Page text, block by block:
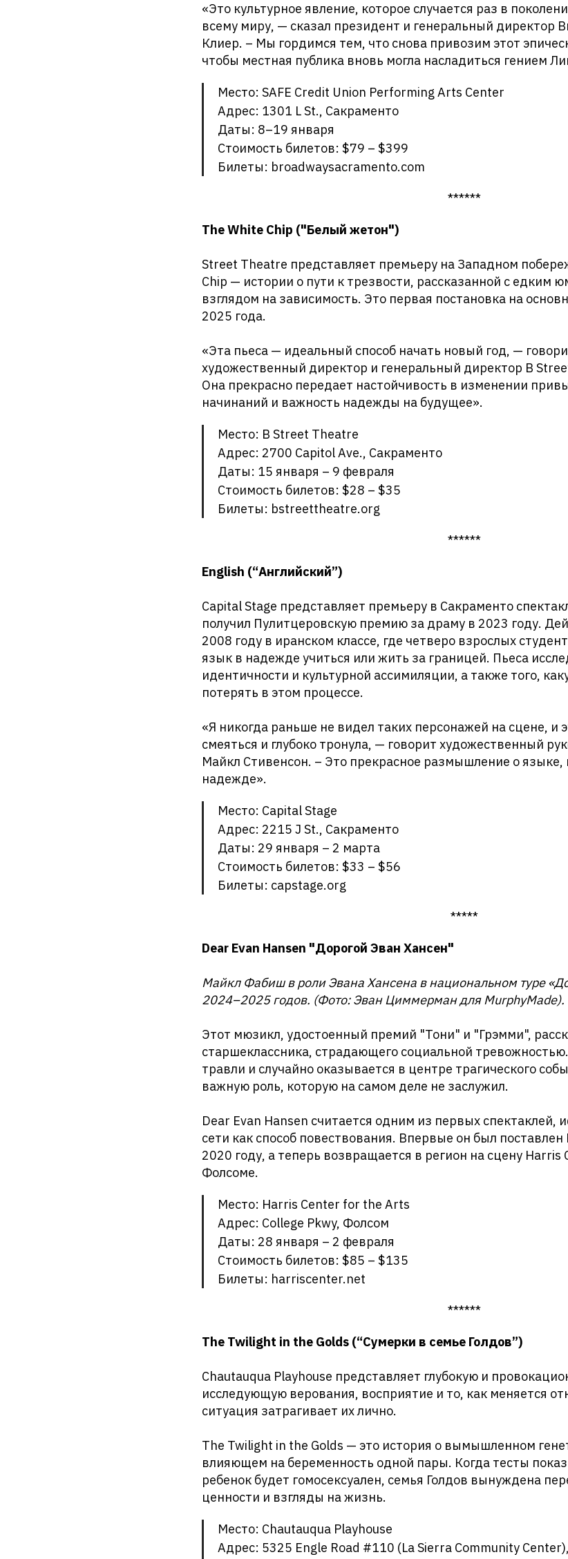
«Это культурное явление, которое случается раз в
всему миру, — сказал президент и генеральный директор
Клиер. – Мы гордимся тем, что снова привозим этот
чтобы местная публика вновь могла насладиться гением
Место: SAFE Credit Union Performing Arts Center
Адрес: 1301 L St., Сакраменто
Даты: 8–19 января
Стоимость билетов: $79 – $399
Билеты: broadwaysacramento.com
******
The White Chip ("Белый жетон")
Street Theatre представляет премьеру на Западном
Chip — истории о пути к трезвости, рассказанной с едким
взглядом на зависимость. Это первая постановка на
2025 года.
«Эта пьеса — идеальный способ начать новый год, —
художественный директор и генеральный директор B
Она прекрасно передает настойчивость в изменении
начинаний и важность надежды на будущее».
Место: B Street Theatre
Адрес: 2700 Capitol Ave., Сакраменто
Даты: 15 января – 9 февраля
Стоимость билетов: $28 – $35
Билеты: bstreettheatre.org
******
English (“Английский”)
Capital Stage представляет премьеру в Сакраменто
получил Пулитцеровскую премию за драму в 2023 году.
2008 году в иранском классе, где четверо взрослых
язык в надежде учиться или жить за границей. Пьеса
идентичности и культурной ассимиляции, а также того,
потерять в этом процессе.
«Я никогда раньше не видел таких персонажей на сцене, и
смеяться и глубоко тронула, — говорит художественный
Майкл Стивенсон. – Это прекрасное размышление о языке,
надежде».
Место: Capital Stage
Адрес: 2215 J St., Сакраменто
Даты: 29 января – 2 марта
Стоимость билетов: $33 – $56
Билеты: capstage.org
*****
Dear Evan Hansen "Дорогой Эван Хансен"
Майкл Фабиш в роли Эвана Хансена в национальном туре
2024–2025 годов. (Фото: Эван Циммерман для MurphyMade).
Этот мюзикл, удостоенный премий "Тони" и "Грэмми",
старшеклассника, страдающего социальной
травли и случайно оказывается в центре трагического
важную роль, которую на самом деле не заслужил.
Dear Evan Hansen считается одним из первых спектаклей,
сети как способ повествования. Впервые он был
2020 году, а теперь возвращается в регион на сцену
Фолсоме.
Место: Harris Center for the Arts
Адрес: College Pkwy, Фолсом
Даты: 28 января – 2 февраля
Стоимость билетов: $85 – $135
Билеты: harriscenter.net
******
The Twilight in the Golds (“Сумерки в семье Голдов”)
Chautauqua Playhouse представляет глубокую и
исследующую верования, восприятие и то, как меняется
ситуация затрагивает их лично.
The Twilight in the Golds — это история о вымышленном
влияющем на беременность одной пары. Когда тесты
ребенок будет гомосексуален, семья Голдов вынуждена
ценности и взгляды на жизнь.
Место: Chautauqua Playhouse
Адрес: 5325 Engle Road #110 (La Sierra Community